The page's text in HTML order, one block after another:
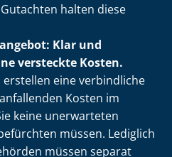
halten diese
Klar und
versteckte Kosten.
erstellen eine verbindliche
Kosten im
keine unerwarteten
müssen. Lediglich
müssen separat